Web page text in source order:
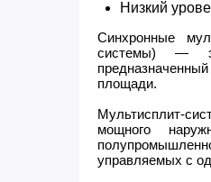
Низкий
Синхронные
системы) —
площади.
Мультисплит-
мощного
управляемых с